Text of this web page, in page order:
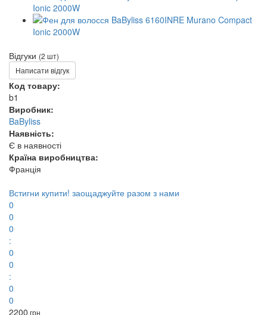
Відгуки (2 шт)
Написати відгук
Код товару:
b1
Виробник:
BaByliss
Наявність:
Є в наявності
Країна виробництва:
Франція
Встигни купити! заощаджуйте разом з нами
0
0
0
:
0
0
:
0
0
2200 грн